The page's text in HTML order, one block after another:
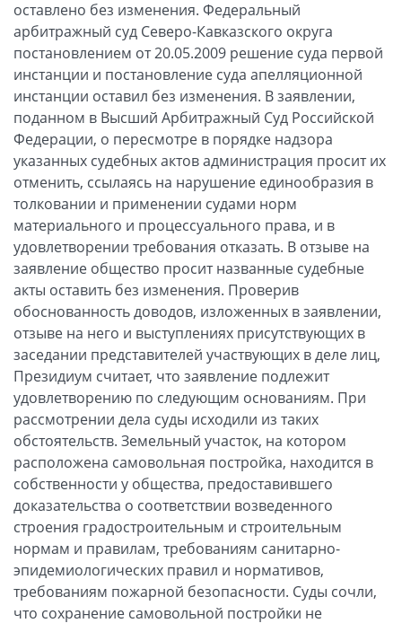
оставлено без изменения. Федеральный
арбитражный суд Северо-Кавказского округа
постановлением от 20.05.2009 решение суда первой
инстанции и постановление суда апелляционной
инстанции оставил без изменения. В заявлении,
поданном в Высший Арбитражный Суд Российской
Федерации, о пересмотре в порядке надзора
указанных судебных актов администрация просит их
отменить, ссылаясь на нарушение единообразия в
толковании и применении судами норм
материального и процессуального права, и в
удовлетворении требования отказать. В отзыве на
заявление общество просит названные судебные
акты оставить без изменения. Проверив
обоснованность доводов, изложенных в заявлении,
отзыве на него и выступлениях присутствующих в
заседании представителей участвующих в деле лиц,
Президиум считает, что заявление подлежит
удовлетворению по следующим основаниям. При
рассмотрении дела суды исходили из таких
обстоятельств. Земельный участок, на котором
расположена самовольная постройка, находится в
собственности у общества, предоставившего
доказательства о соответствии возведенного
строения градостроительным и строительным
нормам и правилам, требованиям санитарно-
эпидемиологических правил и нормативов,
требованиям пожарной безопасности. Суды сочли,
что сохранение самовольной постройки не